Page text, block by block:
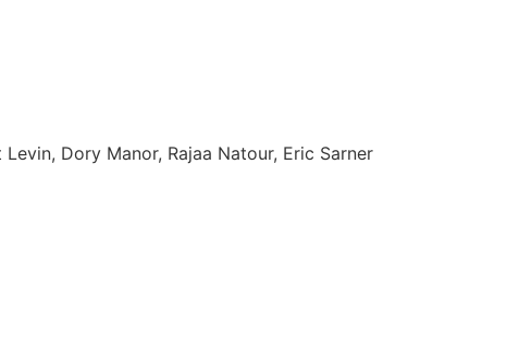
Dory Manor, Rajaa Natour, Eric Sarner